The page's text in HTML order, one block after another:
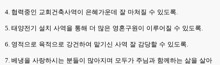
4. 협력중인 교회건축사역이 은혜가운데 잘 마쳐질 수 있도록.
5. 태양전기 설치 사역을 통해 더 많은 영혼구원이 이루어질 수 있도록.
6. 영적으로 육적으로 강건하여 맡기신 사역 잘 감당할 수 있도록.
7. 베냉을 사랑하시는 분들이 많아지며 모두가 주님과 함께하는 삶을 살아